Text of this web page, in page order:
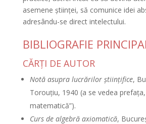
asemene ştiinţei, să comunice idei
adresându-se direct intelectului.
BIBLIOGRAFIE
CĂRŢI DE AUTOR
Notă asupra lucrărilor ştiinţifice,
Torouţiu, 1940 (a se vedea
matematică”).
Curs de algebră axiomatică,